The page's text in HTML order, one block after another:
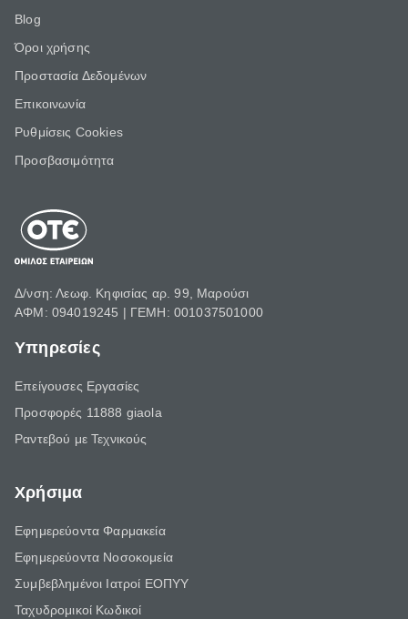
Blog
Όροι χρήσης
Προστασία Δεδομένων
Επικοινωνία
Ρυθμίσεις Cookies
Προσβασιμότητα
Δ/νση: Λεωφ. Κηφισίας αρ. 99, Μαρούσι
ΑΦΜ: 094019245 | ΓΕΜΗ: 001037501000
Υπηρεσίες
Επείγουσες Εργασίες
Προσφορές 11888 giaola
Ραντεβού με Τεχνικούς
Χρήσιμα
Εφημερεύοντα Φαρμακεία
Εφημερεύοντα Νοσοκομεία
Συμβεβλημένοι Ιατροί ΕΟΠΥΥ
Ταχυδρομικοί Κωδικοί